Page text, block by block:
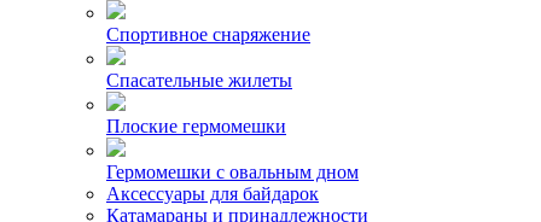
Спортивное снаряжение
Спасательные жилеты
Плоские гермомешки
Гермомешки с овальным дном
Аксессуары для байдарок
Катамараны и принадлежности